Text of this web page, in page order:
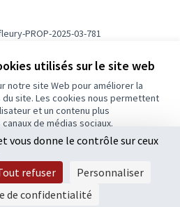
utilisés sur le site web
notre site Web pour améliorer la
site. Les cookies nous permettent
et un contenu plus
de médias sociaux.
accepter
les cookies essentiels
PROP-2025-03-781
numérique
(Lien externe)
grâce aulogiciel libre
Licence
(Lien
vous donne le contrôle sur ceux
refuser
Personnaliser
de confidentialité